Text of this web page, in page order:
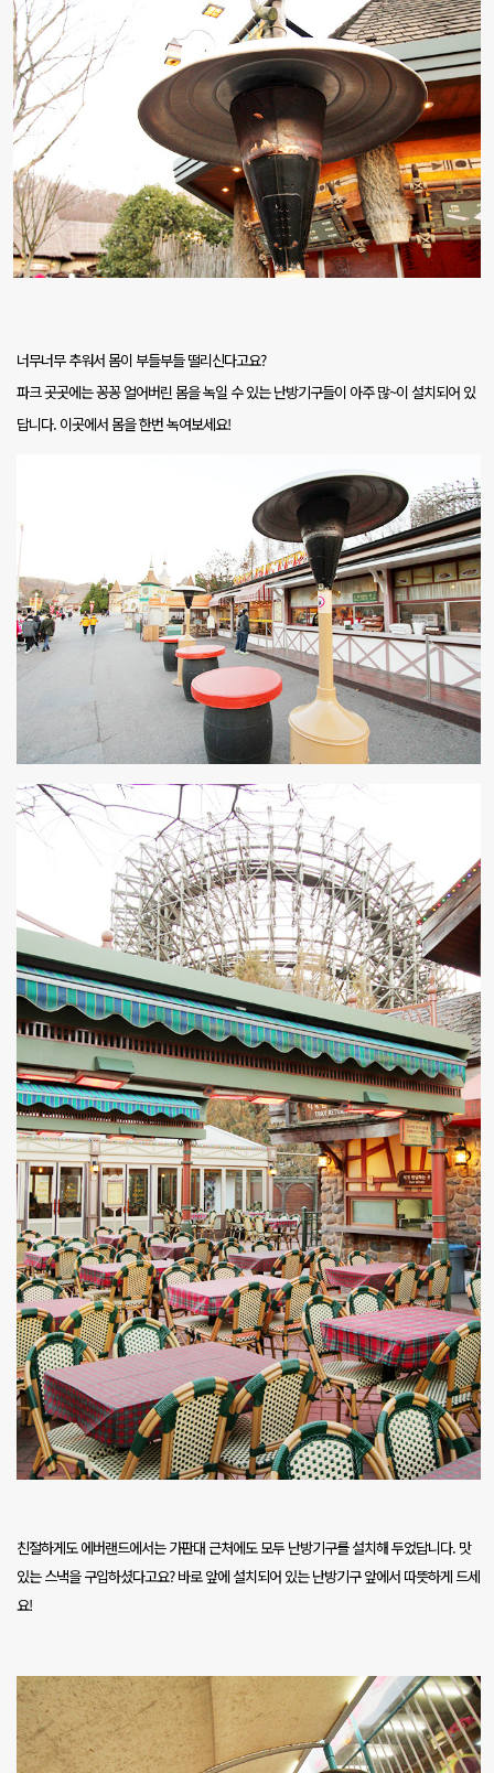
너무너무 추워서 몸이 부들부들 떨리신다고요?
파크 곳곳에는 꽁꽁 얼어버린 몸을 녹일 수 있는 난방기구들이 아주 많~이 설치되어 있
답니다. 이곳에서 몸을 한번 녹여보세요!
친절하게도 에버랜드에서는 가판대 근처에도 모두 난방기구를 설치해 두었답니다. 맛
있는 스낵을 구입하셨다고요?바로 앞에 설치되어 있는 난방기구 앞에서 따뜻하게 드세
요!